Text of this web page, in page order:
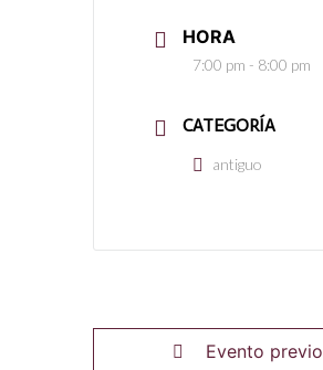
HORA
7:00 pm - 8:00 pm
CATEGORÍA
antiguo
Evento previo